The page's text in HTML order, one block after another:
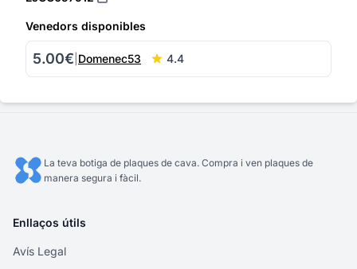
Venedors disponibles
5.00€ Domenec53 4.4
La teva botiga de plaques de cava. Compra i ven plaques de
manera segura i fàcil.
Enllaços útils
Avís Legal